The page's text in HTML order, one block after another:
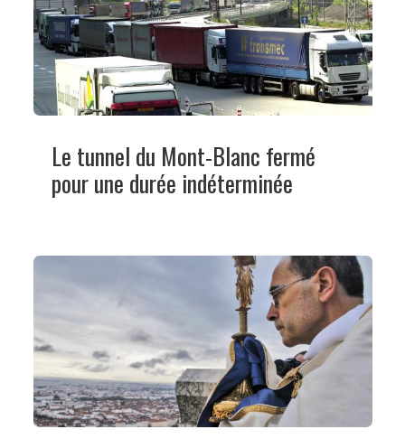
Le tunnel du Mont-Blanc fermé
pour une durée indéterminée